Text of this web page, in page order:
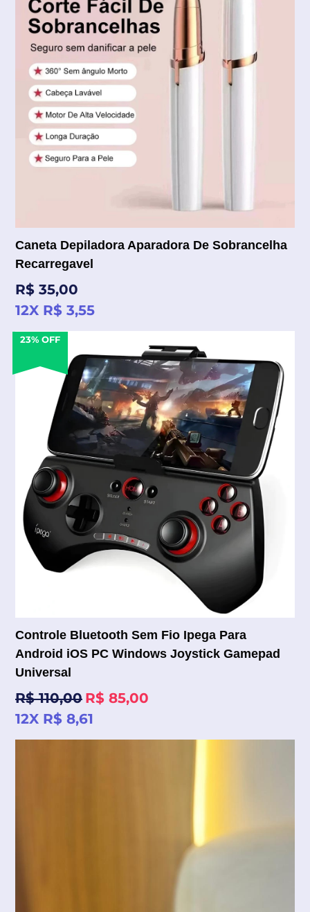
Caneta Depiladora Aparadora De Sobrancelha
Recarregavel
Preço
normal
R$ 35,00
12X R$ 3,55
23% OFF
Controle Bluetooth Sem Fio Ipega Para
Android iOS PC Windows Joystick Gamepad
Universal
Preço
normal
R$ 110,00 R$ 85,00
12X R$ 8,61